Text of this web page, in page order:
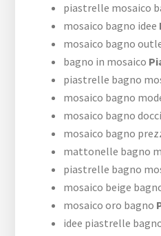
piastrelle mosaico
mosaico bagno idee
mosaico bagno
bagno in mosaico
piastrelle bagno
mosaico bagno
mosaico bagno
mosaico bagno
mattonelle bagno
piastrelle bagno
mosaico beige
mosaico oro bagno
idee piastrelle